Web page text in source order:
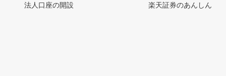
法人口座の開設
楽天証券のあんしん